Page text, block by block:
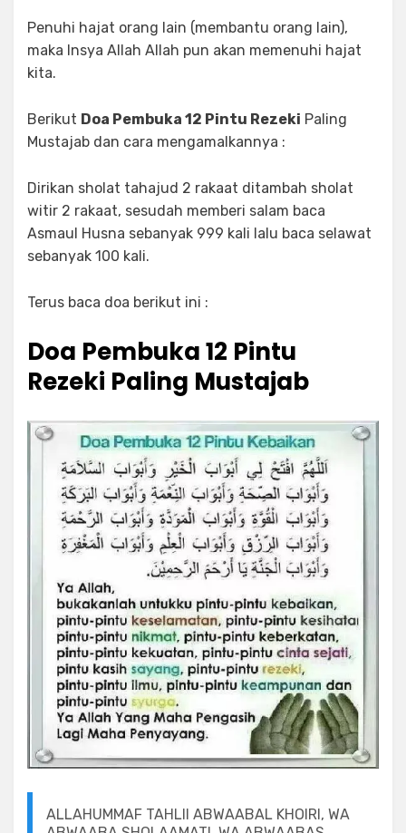
Penuhi hajat orang lain (membantu orang lain),
maka Insya Allah Allah pun akan memenuhi hajat
kita.
Berikut Doa Pembuka 12 Pintu Rezeki Paling
Mustajab dan cara mengamalkannya :
Dirikan sholat tahajud 2 rakaat ditambah sholat
witir 2 rakaat, sesudah memberi salam baca
Asmaul Husna sebanyak 999 kali lalu baca selawat
sebanyak 100 kali.
Terus baca doa berikut ini :
Doa Pembuka 12 Pintu
Rezeki Paling Mustajab
ALLAHUMMAF TAHLII ABWAABAL KHOIRI, WA